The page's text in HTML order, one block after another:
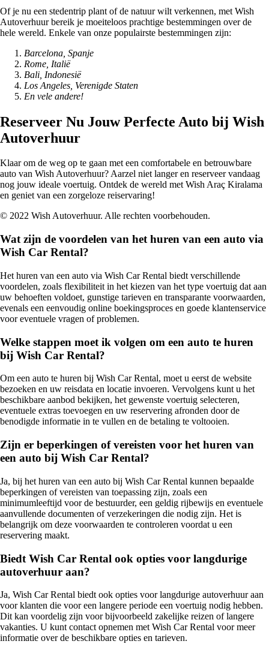
Of je nu een stedentrip plant of de natuur wilt verkennen, met Wish
Autoverhuur bereik je moeiteloos prachtige bestemmingen over de
hele wereld. Enkele van onze populairste bestemmingen zijn:
Barcelona, Spanje
Rome, Italië
Bali, Indonesië
Los Angeles, Verenigde Staten
En vele andere!
Reserveer Nu Jouw Perfecte Auto bij Wish
Autoverhuur
Klaar om de weg op te gaan met een comfortabele en betrouwbare
auto van Wish Autoverhuur? Aarzel niet langer en reserveer vandaag
nog jouw ideale voertuig. Ontdek de wereld met Wish Araç Kiralama
en geniet van een zorgeloze reiservaring!
© 2022 Wish Autoverhuur. Alle rechten voorbehouden.
Wat zijn de voordelen van het huren van een auto via
Wish Car Rental?
Het huren van een auto via Wish Car Rental biedt verschillende
voordelen, zoals flexibiliteit in het kiezen van het type voertuig dat aan
uw behoeften voldoet, gunstige tarieven en transparante voorwaarden,
evenals een eenvoudig online boekingsproces en goede klantenservice
voor eventuele vragen of problemen.
Welke stappen moet ik volgen om een auto te huren
bij Wish Car Rental?
Om een auto te huren bij Wish Car Rental, moet u eerst de website
bezoeken en uw reisdata en locatie invoeren. Vervolgens kunt u het
beschikbare aanbod bekijken, het gewenste voertuig selecteren,
eventuele extras toevoegen en uw reservering afronden door de
benodigde informatie in te vullen en de betaling te voltooien.
Zijn er beperkingen of vereisten voor het huren van
een auto bij Wish Car Rental?
Ja, bij het huren van een auto bij Wish Car Rental kunnen bepaalde
beperkingen of vereisten van toepassing zijn, zoals een
minimumleeftijd voor de bestuurder, een geldig rijbewijs en eventuele
aanvullende documenten of verzekeringen die nodig zijn. Het is
belangrijk om deze voorwaarden te controleren voordat u een
reservering maakt.
Biedt Wish Car Rental ook opties voor langdurige
autoverhuur aan?
Ja, Wish Car Rental biedt ook opties voor langdurige autoverhuur aan
voor klanten die voor een langere periode een voertuig nodig hebben.
Dit kan voordelig zijn voor bijvoorbeeld zakelijke reizen of langere
vakanties. U kunt contact opnemen met Wish Car Rental voor meer
informatie over de beschikbare opties en tarieven.